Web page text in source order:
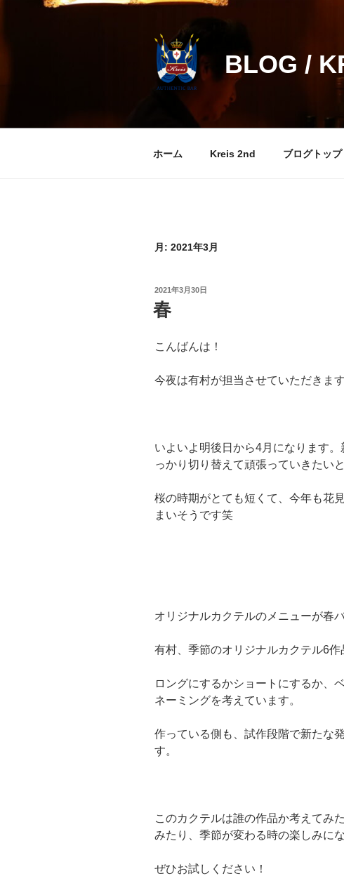
キ
BLOG /
ホーム Kreis 2nd ブログトップ
月: 2021年3月
投
稿
日:
2021年3月30日
春
こんばんは！
今夜は有村が担当させていただきます
いよいよ明後日から4月になります
っかり切り替えて頑張っていきたい
桜の時期がとても短くて、今年も花
まいそうです笑
オリジナルカクテルのメニューが春
有村、季節のオリジナルカクテル6作
ロングにするかショートにするか、
ネーミングを考えています。
作っている側も、試作段階で新たな
す。
このカクテルは誰の作品か考えてみ
みたり、季節が変わる時の楽しみに
ぜひお試しください！